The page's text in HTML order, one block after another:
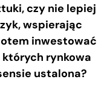
czy nie lepiej
wspierając
inwestować
których rynkowa
ustalona?